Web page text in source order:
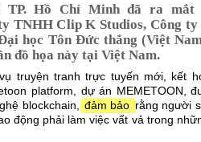
TP. Hồ Chí Minh đã ra mắt
TNHH Clip K Studios, Công ty
học Tôn Đức thắng (Việt
đồ họa này tại Việt Nam.
truyện tranh trực tuyến mới, kết
platform, dự án MEMETOON,
blockchain, đảm bảo rằng người
động phải làm việc vất vả trong